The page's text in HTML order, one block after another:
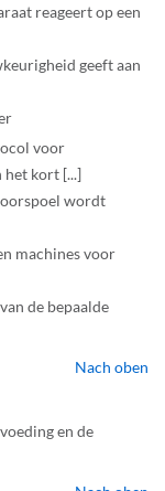
reageert op een
geeft aan
voor
kort [...]
wordt
machines voor
de bepaalde
Nach oben
en de